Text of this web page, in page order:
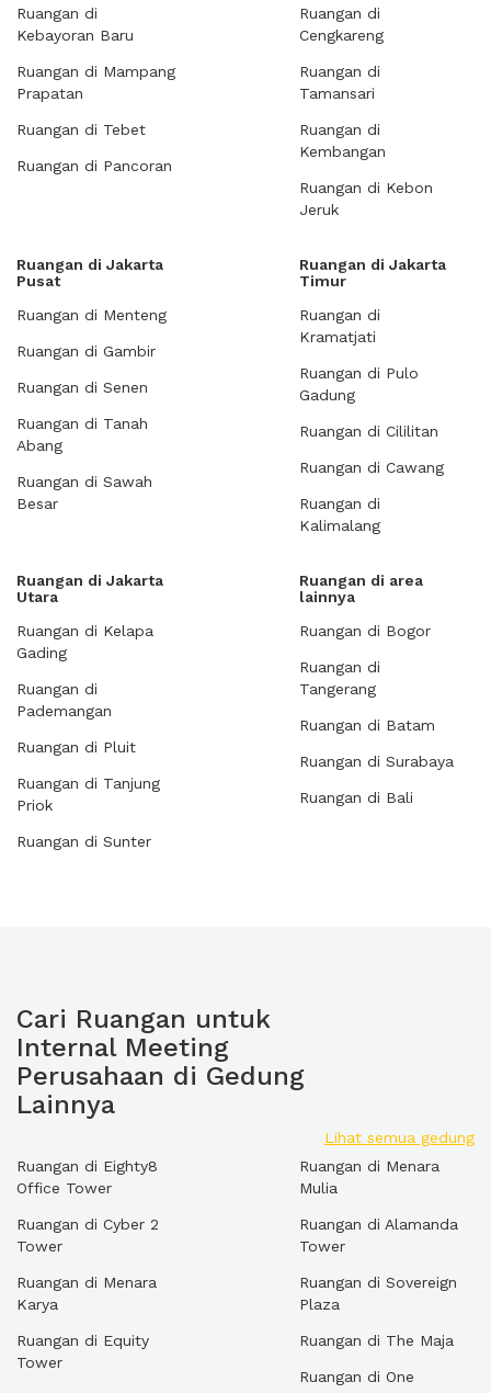
Ruangan di
Kebayoran Baru
Ruangan di Mampang
Prapatan
Ruangan di Tebet
Ruangan di Pancoran
Ruangan di
Cengkareng
Ruangan di
Tamansari
Ruangan di
Kembangan
Ruangan di Kebon
Jeruk
Ruangan di Jakarta
Pusat
Ruangan di Menteng
Ruangan di Gambir
Ruangan di Senen
Ruangan di Tanah
Abang
Ruangan di Sawah
Besar
Ruangan di Jakarta
Timur
Ruangan di
Kramatjati
Ruangan di Pulo
Gadung
Ruangan di Cililitan
Ruangan di Cawang
Ruangan di
Kalimalang
Ruangan di Jakarta
Utara
Ruangan di Kelapa
Gading
Ruangan di
Pademangan
Ruangan di Pluit
Ruangan di Tanjung
Priok
Ruangan di Sunter
Ruangan di area
lainnya
Ruangan di Bogor
Ruangan di
Tangerang
Ruangan di Batam
Ruangan di Surabaya
Ruangan di Bali
Cari Ruangan untuk
Internal Meeting
Perusahaan di Gedung
Lainnya
Lihat semua gedung
Ruangan di Eighty8
Office Tower
Ruangan di Cyber 2
Tower
Ruangan di Menara
Karya
Ruangan di Equity
Tower
Ruangan di Menara
Mulia
Ruangan di Alamanda
Tower
Ruangan di Sovereign
Plaza
Ruangan di The Maja
Ruangan di One